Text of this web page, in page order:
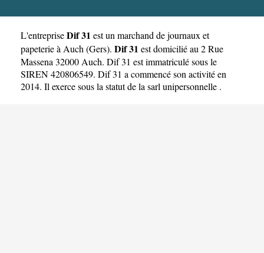
L'entrepriseDif 31 est un marchand de journaux et
papeterie à Auch (Gers). Dif 31 est domicilié au 2 Rue
Massena 32000 Auch. Dif 31 est immatriculé sous le
SIREN 420806549. Dif 31 a commencé son activité en
2014. Il exerce sous la statut de la sarl unipersonnelle .